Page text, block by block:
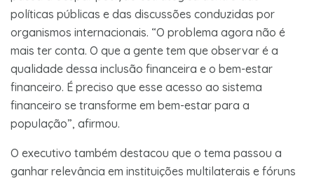
políticas públicas e das discussões conduzidas por
organismos internacionais. “O problema agora não é
mais ter conta. O que a gente tem que observar é a
qualidade dessa inclusão financeira e o bem-estar
financeiro. É preciso que esse acesso ao sistema
financeiro se transforme em bem-estar para a
população”, afirmou.
O executivo também destacou que o tema passou a
ganhar relevância em instituições multilaterais e fóruns